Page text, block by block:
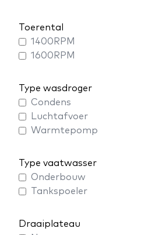
Toerental
1400RPM
1600RPM
Type wasdroger
Condens
Luchtafvoer
Warmtepomp
Type vaatwasser
Onderbouw
Tankspoeler
Draaiplateau